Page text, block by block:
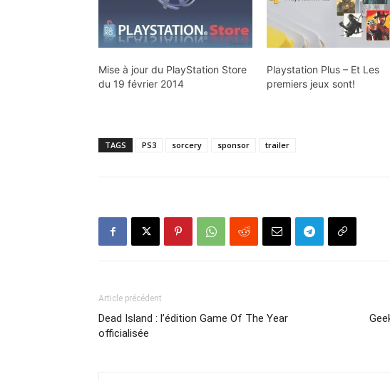
Mise à jour du PlayStation Store
du 19 février 2014
Playstation Plus – Et Les
premiers jeux sont!
TAGS PS3 sorcery sponsor trailer
Article précédent
Dead Island : l’édition Game Of The Year
officialisée